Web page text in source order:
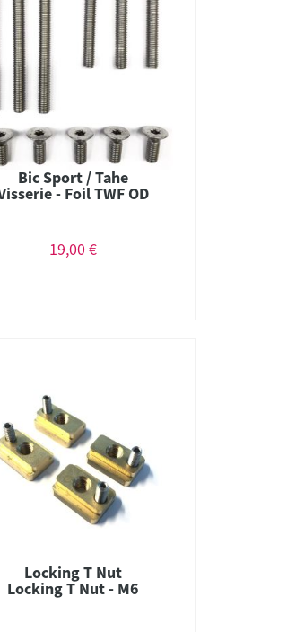
Bic Sport / Tahe
- Foil TWF OD
19,00 €
Locking T Nut
Locking T Nut - M6